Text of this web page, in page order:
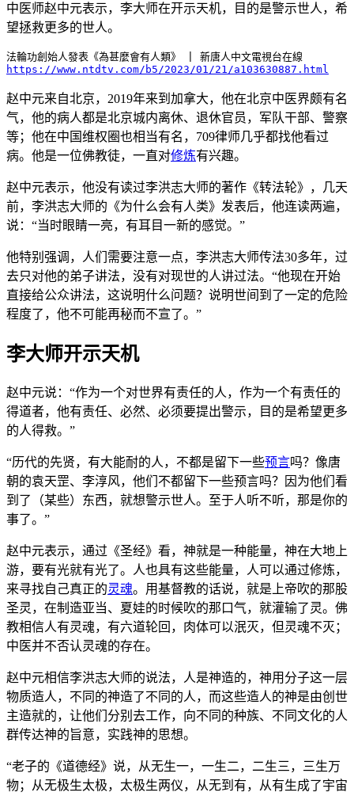
中医师赵中元表示，李大师在开示天机，目的是警示世人，希
望拯救更多的世人。
https://www.ntdtv.com/b5/2023/01/21/a103630887.html
赵中元来自北京，2019年来到加拿大，他在北京中医界颇有名
气，他的病人都是北京城内离休、退休官员，军队干部、警察
等；他在中国维权圈也相当有名，709律师几乎都找他看过
病。他是一位佛教徒，一直对修炼有兴趣。
赵中元表示，他没有读过李洪志大师的著作《转法轮》，几天
前，李洪志大师的《为什么会有人类》发表后，他连读两遍，
说：“当时眼睛一亮，有耳目一新的感觉。”
他特别强调，人们需要注意一点，李洪志大师传法30多年，过
去只对他的弟子讲法，没有对现世的人讲过法。“他现在开始
直接给公众讲法，这说明什么问题？说明世间到了一定的危险
程度了，他不可能再秘而不宣了。”
李大师开示天机
赵中元说：“作为一个对世界有责任的人，作为一个有责任的
得道者，他有责任、必然、必须要提出警示，目的是希望更多
的人得救。”
“历代的先贤，有大能耐的人，不都是留下一些预言吗？像唐
朝的袁天罡、李淳风，他们不都留下一些预言吗？因为他们看
到了（某些）东西，就想警示世人。至于人听不听，那是你的
事了。”
赵中元表示，通过《圣经》看，神就是一种能量，神在大地上
游，要有光就有光了。人也具有这些能量，人可以通过修炼，
来寻找自己真正的灵魂。用基督教的话说，就是上帝吹的那股
圣灵，在制造亚当、夏娃的时候吹的那口气，就灌输了灵。佛
教相信人有灵魂，有六道轮回，肉体可以泯灭，但灵魂不灭；
中医并不否认灵魂的存在。
赵中元相信李洪志大师的说法，人是神造的，神用分子这一层
物质造人，不同的神造了不同的人，而这些造人的神是由创世
主造就的，让他们分别去工作，向不同的种族、不同文化的人
群传达神的旨意，实践神的思想。
“老子的《道德经》说，从无生一，一生二，二生三，三生万
物；从无极生太极，太极生两仪，从无到有，从有生成了宇宙